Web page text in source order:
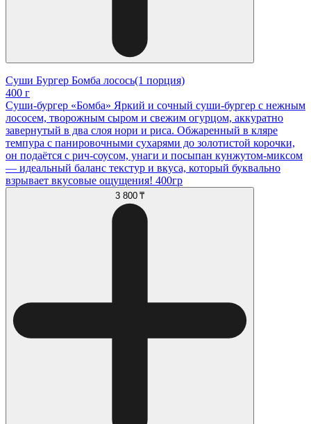
Суши Бургер Бомба лосось(1 порция)
400 г
Суши-бургер «Бомба» Яркий и сочный суши-бургер с нежным
лососем, творожным сыром и свежим огурцом, аккуратно
завернутый в два слоя нори и риса. Обжаренный в кляре
темпура с панировочными сухарями до золотистой корочки,
он подаётся с рич-соусом, унаги и посыпан кунжутом-миксом
— идеальный баланс текстур и вкуса, который буквально
взрывает вкусовые ощущения! 400гр
3 800 ₸